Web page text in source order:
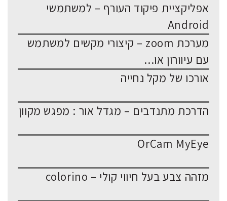
אפליקציית פיקוד העורף – למשתמשי
Android
מערכת zoom – קיצורי מקשים למשתמש
עם עיוורון או...
אורכו של מקל נחייה
הדרכת מתנדבים – מגדל אור : מפגש מקוון
OrCam MyEye
מזהה צבע בעל חיווי קולי – colorino